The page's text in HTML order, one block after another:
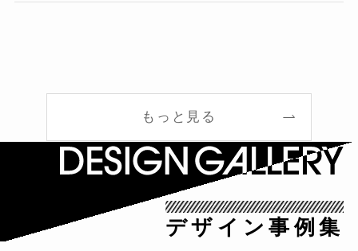
もっと見る
デザイン事例集